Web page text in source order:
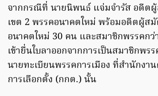
จากกรณีที่ นายนิพนธ์ แจ่มจำรัส อดีต
เขต 2 พรรคอนาคตใหม่ พร้อมอดีตผู้ส
อนาคตใหม่ 30 คน และสมาชิกพรรคกว่
เข้ายื่นใบลาออกจากการเป็นสมาชิกพร
นายทะเบียนพรรคการเมือง ที่สำนักงา
การเลือกตั้ง (กกต.) นั้น